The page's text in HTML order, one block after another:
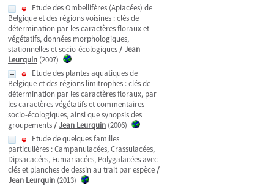
Etude des Ombellifères (Apiacées) de
Belgique et des régions voisines : clés de
détermination par les caractères floraux et
végétatifs, données morphologiques,
stationnelles et socio-écologiques/Jean
Leurquin (2007)
Etude des plantes aquatiques de
Belgique et des régions limitrophes : clés de
détermination par les caractères floraux, par
les caractères végétatifs et commentaires
socio-écologiques, ainsi que synopsis des
groupements/Jean Leurquin (2006)
Etude de quelques familles
particulières : Campanulacées, Crassulacées,
Dipsacacées, Fumariacées, Polygalacées avec
clés et planches de dessin au trait par espèce/
Jean Leurquin (2013)